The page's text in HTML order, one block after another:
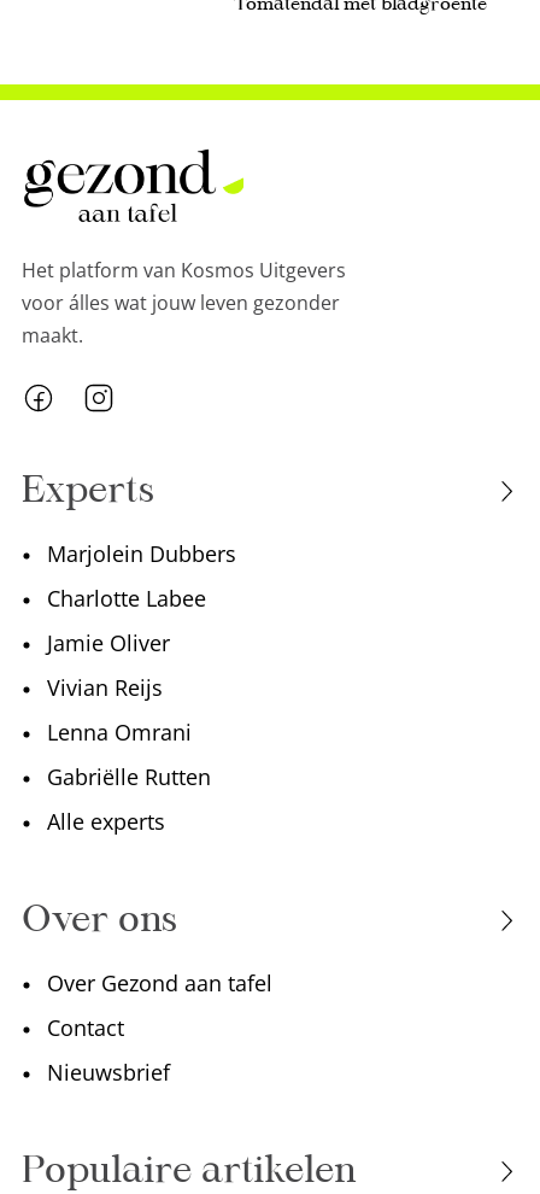
Het platform van Kosmos Uitgevers
voor álles wat jouw leven gezonder
maakt.
Experts
Marjolein Dubbers
Charlotte Labee
Jamie Oliver
Vivian Reijs
Lenna Omrani
Gabriëlle Rutten
Alle experts
Over ons
Over Gezond aan tafel
Contact
Nieuwsbrief
Populaire artikelen